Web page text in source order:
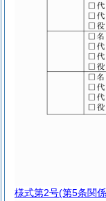
様式第2号(第5条関